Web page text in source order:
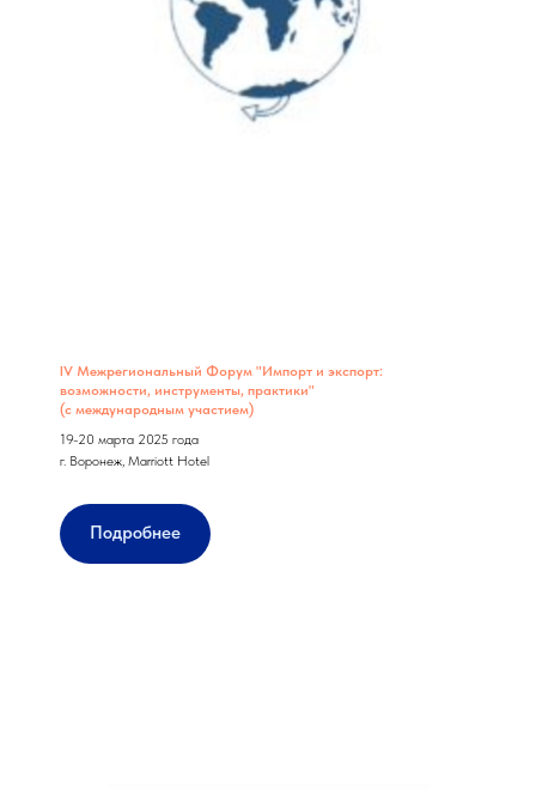
IV Межрегиональный Форум "Импорт и экспорт:
возможности, инструменты, практики"
(с международным участием)
19-20 марта 2025 года
г. Воронеж, Marriott Hotel
Подробнее